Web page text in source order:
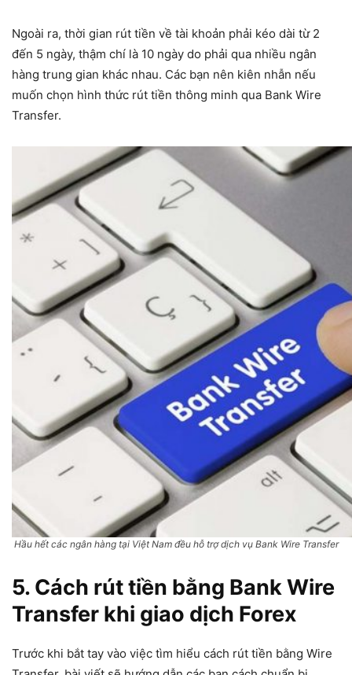
Ngoài ra, thời gian rút tiền về tài khoản phải kéo dài từ 2
đến 5 ngày, thậm chí là 10 ngày do phải qua nhiều ngân
hàng trung gian khác nhau. Các bạn nên kiên nhẫn nếu
muốn chọn hình thức rút tiền thông minh qua Bank Wire
Transfer.
Hầu hết các ngân hàng tại Việt Nam đều hỗ trợ dịch vụ Bank Wire Transfer
5. Cách rút tiền bằng Bank Wire
Transfer khi giao dịch Forex
Trước khi bắt tay vào việc tìm hiểu cách rút tiền bằng Wire